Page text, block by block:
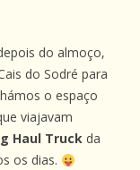
do almoço,
do Sodré para
o espaço
viajavam
Haul Truck da
os dias.